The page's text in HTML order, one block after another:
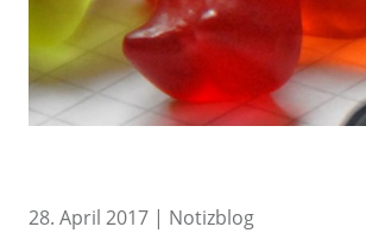
28. April 2017 | Notizblog